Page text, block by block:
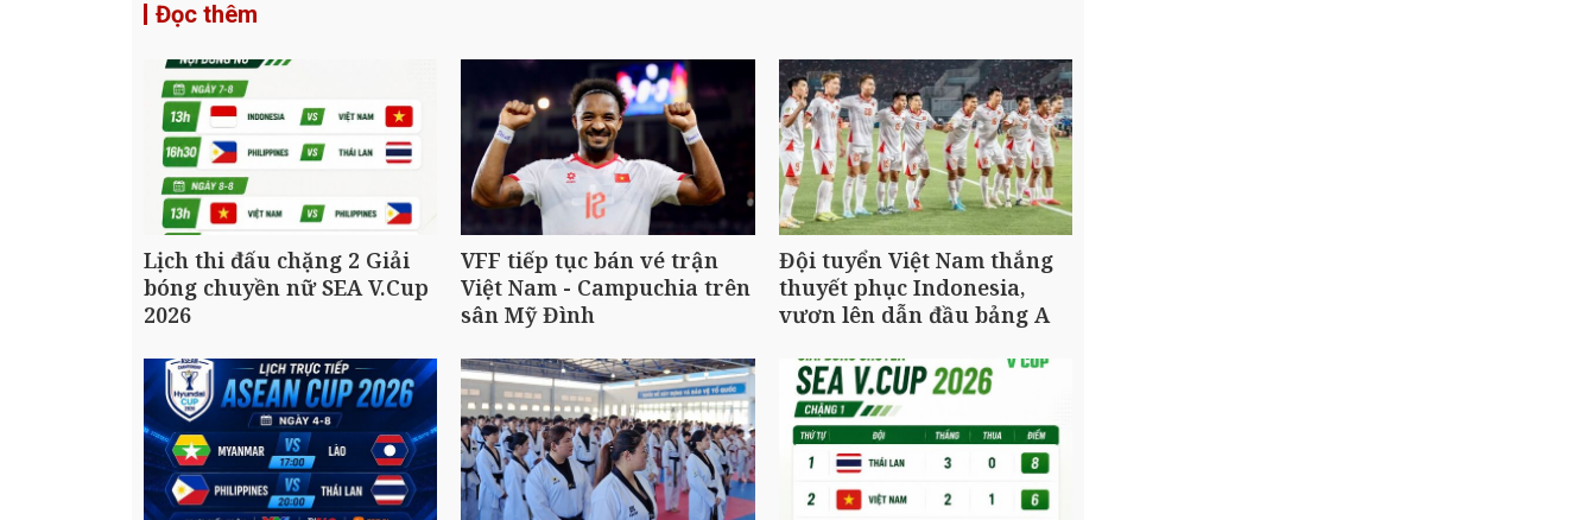
Đọc thêm
Lịch thi đấu chặng 2 Giải
bóng chuyền nữ SEA V.Cup
2026
VFF tiếp tục bán vé trận
Việt Nam - Campuchia trên
sân Mỹ Đình
Đội tuyển Việt Nam thắng
thuyết phục Indonesia,
vươn lên dẫn đầu bảng A